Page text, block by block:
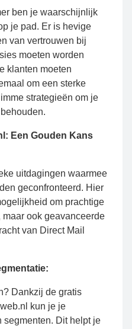
ben je waarschijnlijk
je pad. Er is hevige
van vertrouwen bij
moeten worden
klanten moeten
om een sterke
strategieën om je
Een Gouden Kans
uitdagingen waarmee
geconfronteerd. Hier
om prachtige
ook geavanceerde
van Direct Mail
Dankzij de gratis
kun je je
segmenten. Dit helpt je